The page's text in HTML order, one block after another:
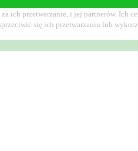
ich przetwarzanie, i jej partnerów.
się ich przetwarzaniu lub